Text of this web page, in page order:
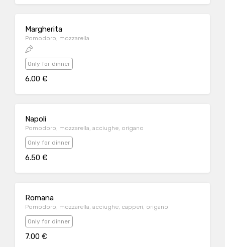
Margherita
Pomodoro, mozzarella
Only for dinner
6.00 €
Napoli
Pomodoro, mozzarella, acciughe, origano
Only for dinner
6.50 €
Romana
Pomodoro, mozzarella, acciughe, capperi, origano
Only for dinner
7.00 €